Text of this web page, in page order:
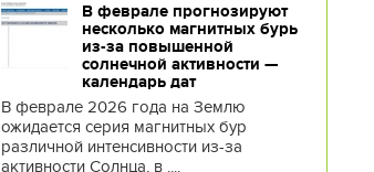
В феврале прогнозируют
несколько магнитных бурь
из-за повышенной
солнечной активности —
календарь дат
В феврале 2026 года на Землю
ожидается серия магнитных бур
различной интенсивности из-за
активности Солнца, в ....